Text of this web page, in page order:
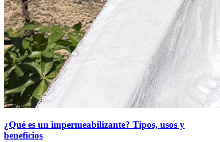
¿Qué es un impermeabilizante? Tipos, usos y
beneficios